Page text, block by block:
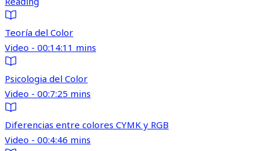
Teoría del Color
Video - 00:14:11 mins
Psicologia del Color
Video - 00:7:25 mins
Diferencias entre colores CYMK y RGB
Video - 00:4:46 mins